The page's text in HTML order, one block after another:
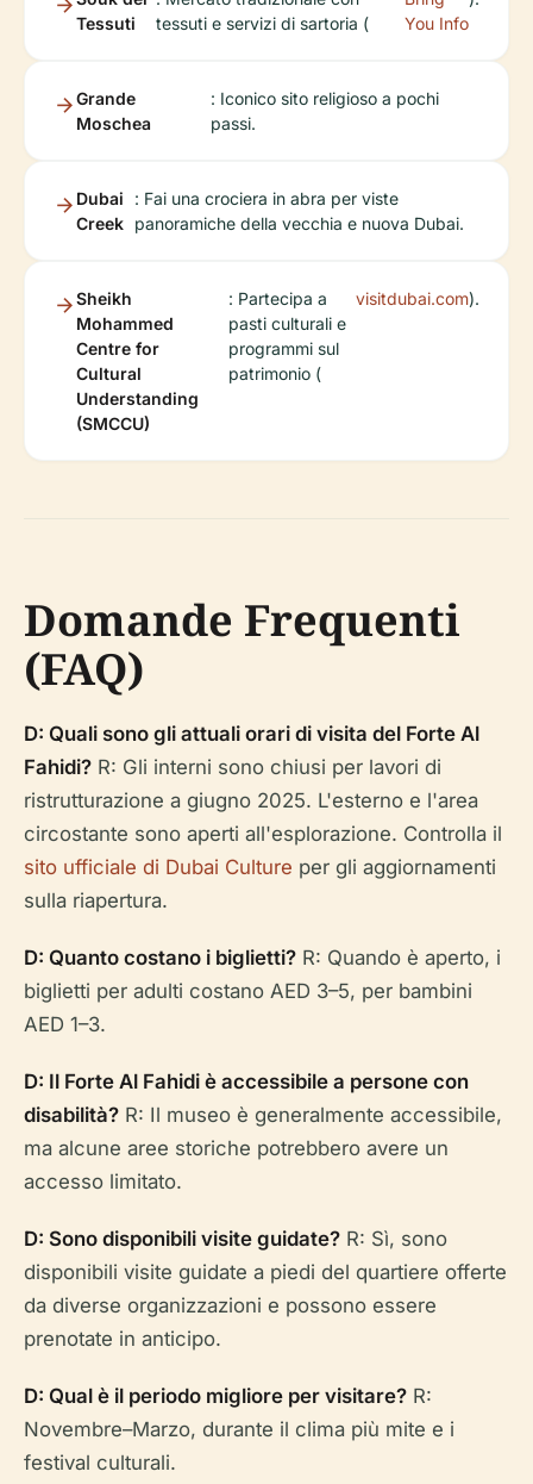
Tessuti
tessuti e servizi di sartoria (
You Info
Grande
Moschea
: Iconico sito religioso a pochi
passi.
Dubai
Creek
: Fai una crociera in abra per viste
panoramiche della vecchia e nuova Dubai.
Sheikh
Mohammed
Centre for
Cultural
Understanding
(SMCCU)
: Partecipa a
pasti culturali e
programmi sul
patrimonio (
visitdubai.com).
Domande Frequenti
(FAQ)
D: Quali sono gli attuali orari di visita del Forte Al
Fahidi? R: Gli interni sono chiusi per lavori di
ristrutturazione a giugno 2025. L'esterno e l'area
circostante sono aperti all'esplorazione. Controlla il
sito ufficiale di Dubai Culture per gli aggiornamenti
sulla riapertura.
D: Quanto costano i biglietti? R: Quando è aperto, i
biglietti per adulti costano AED 3–5, per bambini
AED 1–3.
D: Il Forte Al Fahidi è accessibile a persone con
disabilità? R: Il museo è generalmente accessibile,
ma alcune aree storiche potrebbero avere un
accesso limitato.
D: Sono disponibili visite guidate? R: Sì, sono
disponibili visite guidate a piedi del quartiere offerte
da diverse organizzazioni e possono essere
prenotate in anticipo.
D: Qual è il periodo migliore per visitare? R:
Novembre–Marzo, durante il clima più mite e i
festival culturali.